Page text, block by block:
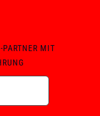
PARTNER MIT